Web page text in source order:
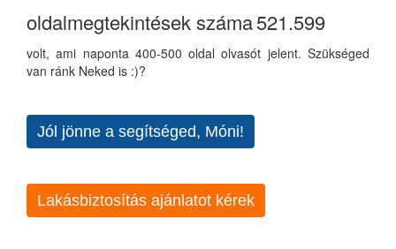
oldalmegtekintések száma521.599
volt, ami naponta 400-500 oldal olvasót jelent. Szükséged
van ránk Neked is :)?
Jól jönne a segítséged, Móni!
Lakásbiztosítás ajánlatot kérek